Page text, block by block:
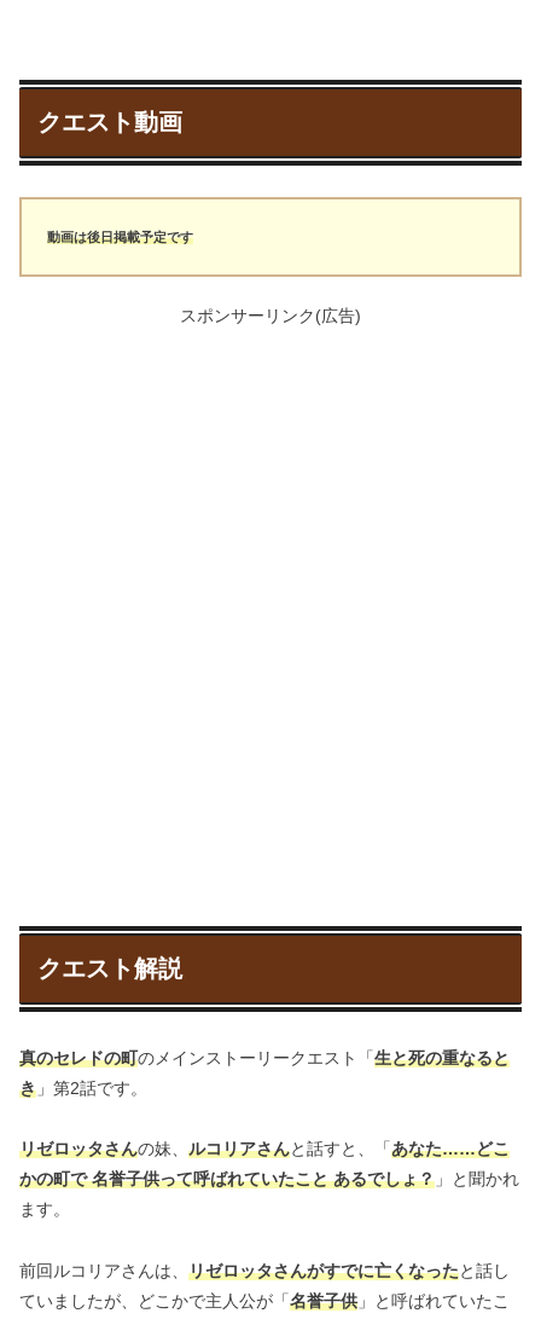
クエスト動画
動画は後日掲載予定です
スポンサーリンク(広告)
クエスト解説
真のセレドの町のメインストーリークエスト「生と死の重なると
き 」第2話です。
リゼロッタさんの妹、 ルコリアさんと話すと、「あなた……どこ
かの町で 名誉子供って呼ばれていたこと あるでしょ？ 」と聞かれ
ます。
前回ルコリアさんは、 リゼロッタさんがすでに亡くなったと話し
ていましたが、どこかで主人公が「名誉子供 」と呼ばれていたこ